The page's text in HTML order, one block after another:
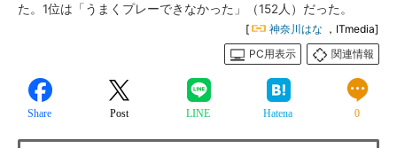
た。1位は「うまくプレーできなかった」（152人）だった。
[ 神奈川はな ，ITmedia]
PC用表示
関連情報
Share Post LINE Hatena 0